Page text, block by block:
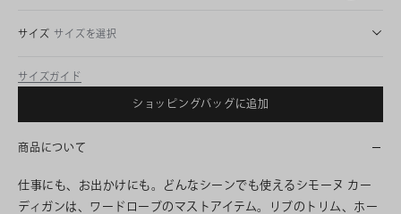
サイズ サイズを選択
サイズガイド
ショッピングバッグに追加
商品について
仕事にも、お出かけにも。どんなシーンでも使えるシモーヌ カー
ディガンは、ワードローブのマストアイテム。リブのトリム、ホー